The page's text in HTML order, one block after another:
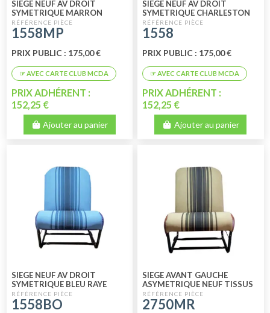
SIEGE NEUF AV DROIT
SYMETRIQUE MARRON
PERFORE
1558MP
PRIX PUBLIC : 175,00 €
PRIX ADHÉRENT :
152,25 €
Ajouter au panier
SIEGE NEUF AV DROIT
SYMETRIQUE CHARLESTON
1558
PRIX PUBLIC : 175,00 €
PRIX ADHÉRENT :
152,25 €
Ajouter au panier
SIEGE NEUF AV DROIT
SYMETRIQUE BLEU RAYE
1558BO
SIEGE AVANT GAUCHE
ASYMETRIQUE NEUF TISSUS
MARRON RAYE
2750MR